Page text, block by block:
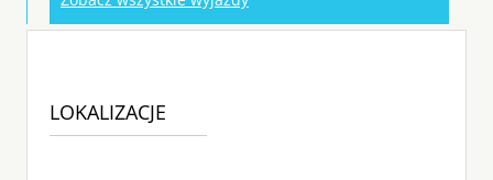
LOKALIZACJE